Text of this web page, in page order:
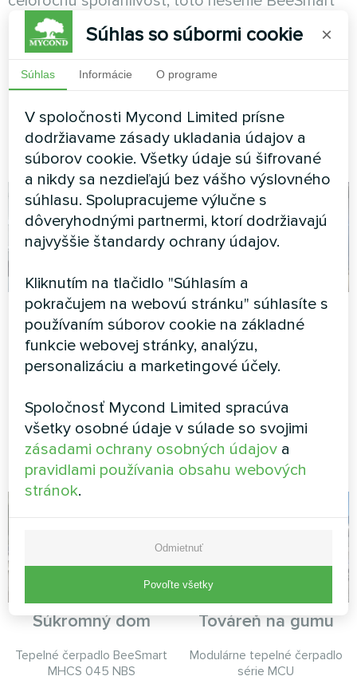
dokazuje, že udržateľná vykurovacia technológia
funguje bezchybne bez ohľadu na
domov konzistentný komfort a znížené náklady
Pozri tiež
Samostatne stojaci
dom s tepelnými
čerpadlami Mycond
Split série BeeHeat
Tepelné čerpadlá MyCond
Split série BeeHeat poskytujú
efektívne vykurovanie a
chladenie po celý rok.
Súkromný dom s
tepelným čerpadlom
Mycond MBasic
spárovaný s vyrovnávacou
nádržou MBT100
Súkromný dom
Tepelné čerpadlo BeeSmart
MHCS 045 NBS
Továreň na gumu
Modulárne tepelné čerpadlo
série MCU
Súhlas so súbormi cookie ×
Súhlas Informácie O programe
V spoločnosti Mycond Limited prísne
dodržiavame zásady ukladania údajov a
súborov cookie. Všetky údaje sú šifrované
a nikdy sa nezdieľajú bez vášho výslovného
súhlasu. Spolupracujeme výlučne s
dôveryhodnými partnermi, ktorí dodržiavajú
najvyššie štandardy ochrany údajov.
Kliknutím na tlačidlo "Súhlasím a
pokračujem na webovú stránku" súhlasíte s
používaním súborov cookie na základné
funkcie webovej stránky, analýzu,
personalizáciu a marketingové účely.
Spoločnosť Mycond Limited spracúva
všetky osobné údaje v súlade so svojimi
zásadami ochrany osobných údajov a
pravidlami používania obsahu webových
stránok.
Odmietnuť
Povoľte všetky